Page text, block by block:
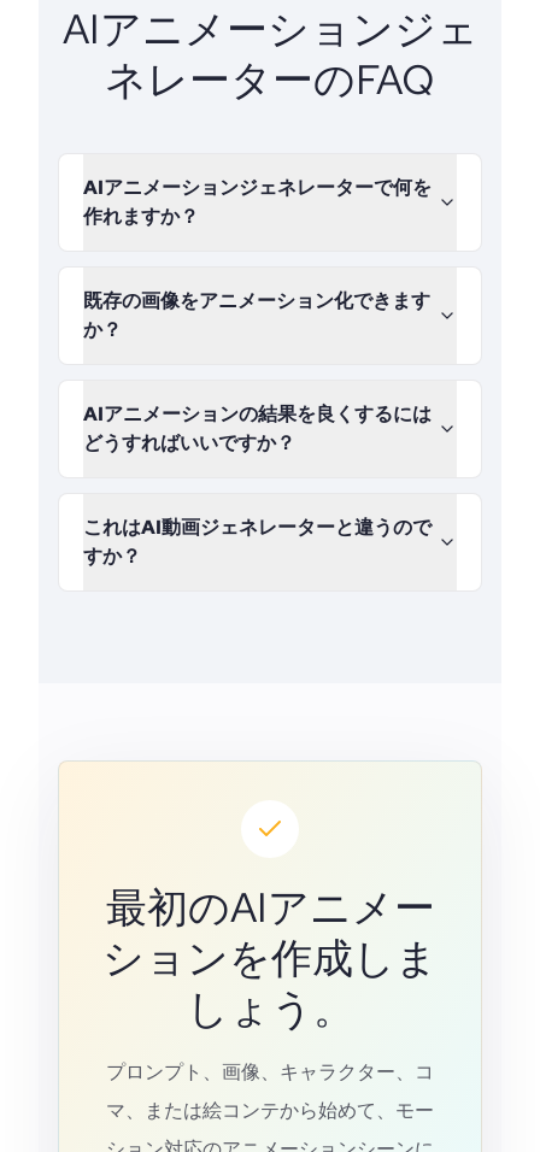
AIアニメーションジェ
ネレーターのFAQ
AIアニメーションジェネレーターで何を
作れますか？
既存の画像をアニメーション化できます
か？
AIアニメーションの結果を良くするには
どうすればいいですか？
これはAI動画ジェネレーターと違うので
すか？
最初のAIアニメー
ションを作成しま
しょう。
プロンプト、画像、キャラクター、コ
マ、または絵コンテから始めて、モー